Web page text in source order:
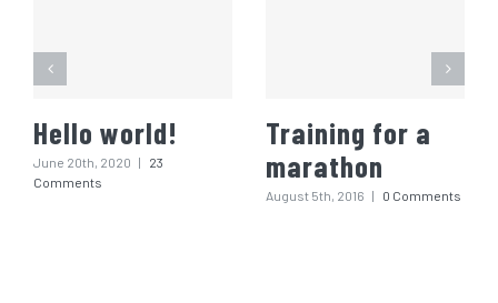
Hello world!
June 20th, 2020 |
23
Comments
Training for a
marathon
August 5th, 2016 | 0 Comments